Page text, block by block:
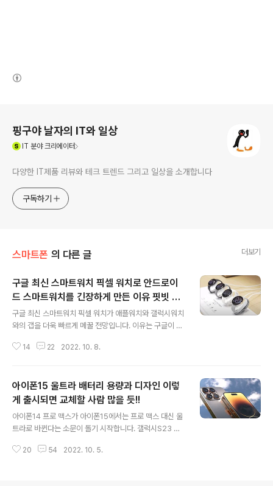
핑구야 날자의 IT와 일상
IT 분야 크리에이터
다양한 IT제품 리뷰와 테크 트렌드 그리고 일상을 소개합니다
구독하기
스마트폰 의 다른 글 더보기
구글 최신 스마트워치 픽셀 워치로 안드로이
드 스마트워치를 긴장하게 만든 이유 핏빗 때
문일까?
구글 최신 스마트워치 픽셀 워치가 애플워치와 갤럭시워치
와의 갭을 더욱 빠르게 메꿀 전망입니다. 이유는 구글이 인
마트워치도 그렇고 애플이나 삼성보다 늘 뒤쳐져 있었습니
마트폰 픽셀7과 픽셀워치를 출시하고 있어 그런것 같지도
않습니다. 소니처럼 주력이 아니기 때문에 사이드로 구색
만 갖추며 관련 기업과 보조만 맞춰보려는 것일가요. 신제
품이 출시되도 특별히 마케팅을 강화해 소비자에게 다가서
만 보더라도 말이죠. 구글의 스마트워치 빅피쳐 구글이 최
14 22 2022. 10. 8.
아이폰15 울트라 배터리 용량과 디자인 이렇
게 출시되면 교체할 사람 많을 듯!!
아이폰14 프로 맥스가 아이폰15에서는 프로 맥스 대신 울
트라로 바뀐다는 소문이 돌기 시작합니다. 갤럭시S23 울
오히려 애플이 삼성 스마트폰의 브랜딩을 Copy했다는 말
20 54 2022. 10. 5.